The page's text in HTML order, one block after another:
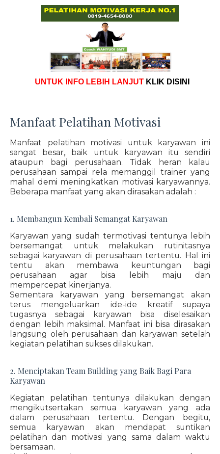
UNTUK INFO LEBIH LANJUT KLIK DISINI
Manfaat Pelatihan Motivasi
Manfaat pelatihan motivasi untuk karyawan ini
sangat besar, baik untuk karyawan itu sendiri
ataupun bagi perusahaan. Tidak heran kalau
perusahaan sampai rela memanggil trainer yang
mahal demi meningkatkan motivasi karyawannya.
Beberapa manfaat yang akan dirasakan adalah :
1. Membangun Kembali Semangat Karyawan
Karyawan yang sudah termotivasi tentunya lebih
bersemangat untuk melakukan rutinitasnya
sebagai karyawan di perusahaan tertentu. Hal ini
tentu akan membawa keuntungan bagi
perusahaan agar bisa lebih maju dan
mempercepat kinerjanya.
Sementara karyawan yang bersemangat akan
terus mengeluarkan ide-ide kreatif supaya
tugasnya sebagai karyawan bisa diselesaikan
dengan lebih maksimal. Manfaat ini bisa dirasakan
langsung oleh perusahaan dan karyawan setelah
kegiatan pelatihan sukses dilakukan.
2. Menciptakan Team Building yang Baik Bagi Para
Karyawan
Kegiatan pelatihan tentunya dilakukan dengan
mengikutsertakan semua karyawan yang ada
dalam perusahaan tertentu. Dengan begitu,
semua karyawan akan mendapat suntikan
pelatihan dan motivasi yang sama dalam waktu
bersamaan.